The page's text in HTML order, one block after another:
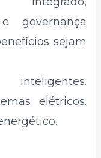
governança
sejam
inteligentes.
elétricos.